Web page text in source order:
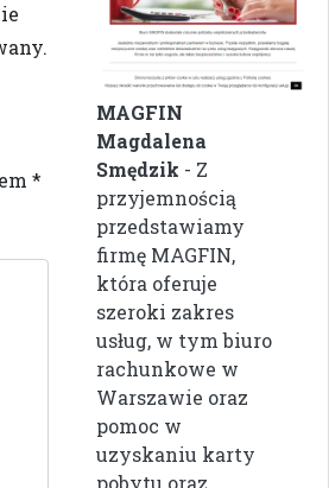
*
MAGFIN
Magdalena
Smędzik - Z
przyjemnością
przedstawiamy
firmę MAGFIN,
która oferuje
szeroki zakres
usług, w tym biuro
rachunkowe w
Warszawie oraz
pomoc w
uzyskaniu karty
pobytu oraz